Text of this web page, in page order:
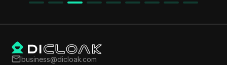
Pcoin qua ứng dụng Pi Network, nhấn mạnh sự
khi chờ đợi các cơ hội bán an toàn.
business@dicloak.com